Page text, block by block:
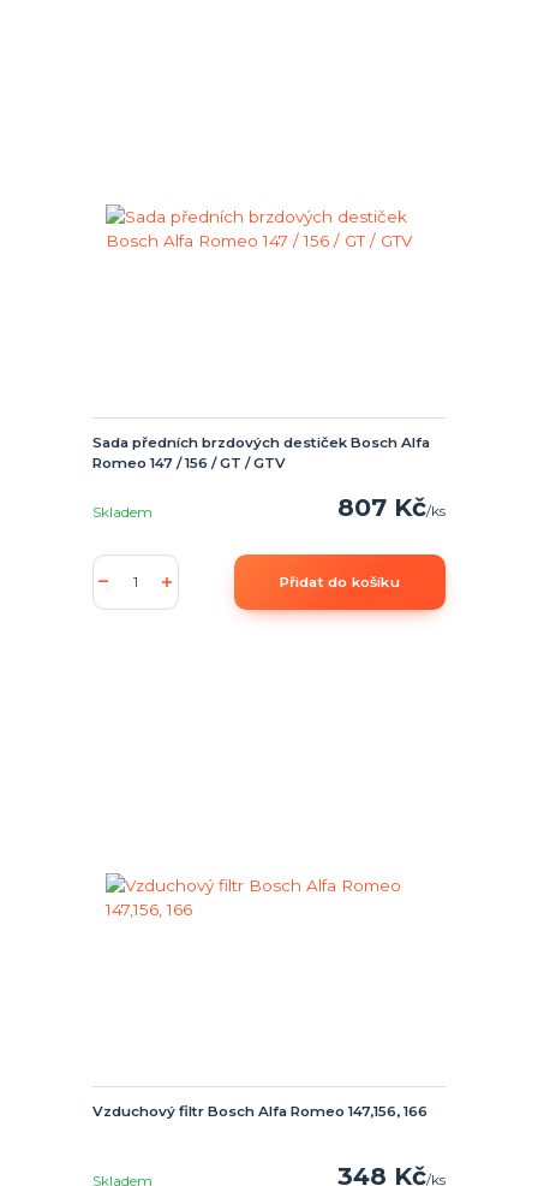
Sada předních brzdových destiček Bosch Alfa
Romeo 147 / 156 / GT / GTV
807 Kč/ks
Skladem
Přidat do košíku
Vzduchový filtr Bosch Alfa Romeo 147,156, 166
348 Kč/ks
Skladem